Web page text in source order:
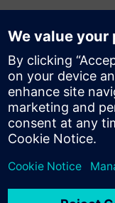
Service
Pruža
koja